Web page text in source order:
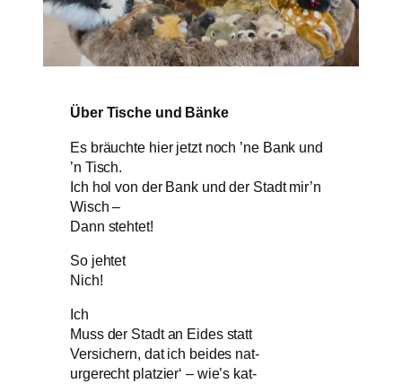
Über Tische und Bänke
Es bräuchte hier jetzt noch ’ne Bank und
’n Tisch.
Ich hol von der Bank und der Stadt mir’n
Wisch –
Dann stehtet!
So jehtet
Nich!
Ich
Muss der Stadt an Eides statt
Versichern, dat ich beides nat-
urgerecht platzier‘ – wie’s kat-